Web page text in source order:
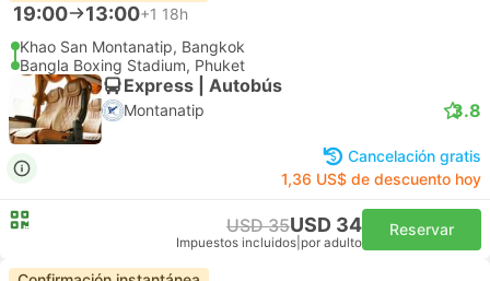
19:00 13:00+1 18h
Khao San Montanatip, Bangkok
Bangla Boxing Stadium, Phuket
Express | Autobús
Montanatip 3.8
Cancelación gratis
1,36 US$ de descuento hoy
USD 35USD 34
Impuestos incluidos por adulto
Reservar